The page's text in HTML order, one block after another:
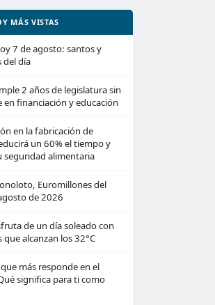
MÁS VISTAS
7 de agosto: santos y
del día
2 años de legislatura sin
en financiación y educación
en la fabricación de
un 60% el tiempo y
seguridad alimentaria
Euromillones del
de 2026
de un día soleado con
alcanzan los 32°C
más responde en el
significa para ti como